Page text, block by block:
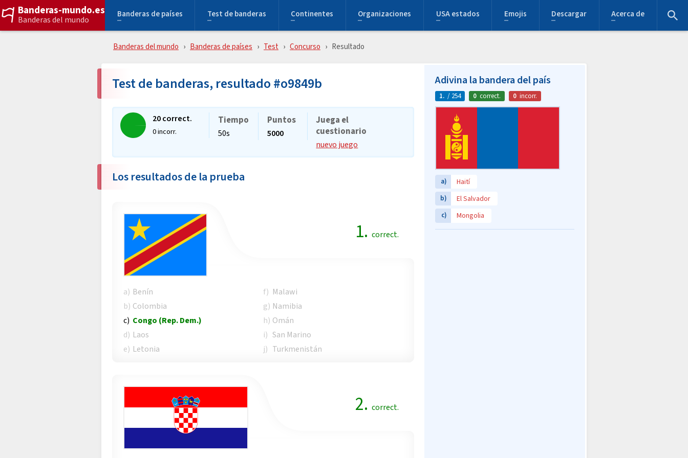
Banderas-mundo.es
Banderas del mundo
Banderas de países Test de banderas Continentes Organizaciones USA estados Emojis Descargar Acerca de
Banderas del mundo Banderas de países Test Concurso Resultado
Test de banderas, resultado #o9849b
20 correct.
0 incorr.
Tiempo
50s
Puntos
5000
Juega el
cuestionario
nuevo juego
Los resultados de la prueba
1. correct.
a) Benín
b) Colombia
c) Congo (Rep. Dem.)
d) Laos
e) Letonia
f) Malawi
g) Namibia
h) Omán
i) San Marino
j) Turkmenistán
2. correct.
Adivina la bandera del país
1. / 254 0 correct. 0 incorr.
a) Haití
b) El Salvador
c) Mongolia